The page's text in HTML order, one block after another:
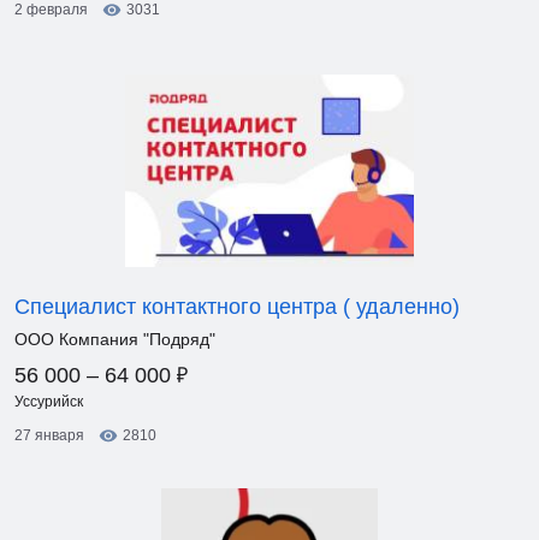
2 февраля 3031
Специалист контактного центра ( удаленно)
ООО Компания "Подряд"
56 000 – 64 000 ₽
Уссурийск
27 января
2810